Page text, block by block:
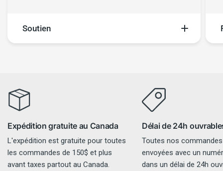
Soutien
Expédition gratuite au Canada
L'expédition est gratuite pour toutes
les commandes de 150$ et plus
avant taxes partout au Canada.
Délai de 24h
Toutes nos
envoyées avec un
dans un délai de 24h